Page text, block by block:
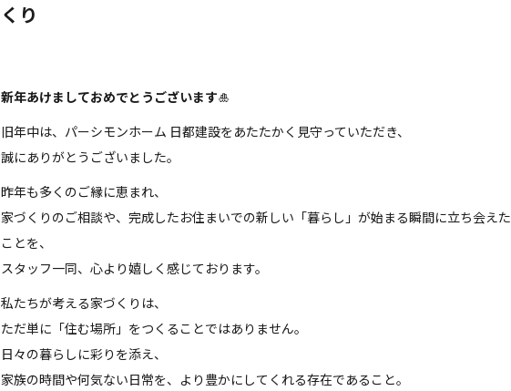
くり
新年あけましておめでとうございます🎍
旧年中は、パーシモンホーム 日都建設をあたたかく見守っていただき、
誠にありがとうございました。
昨年も多くのご縁に恵まれ、
家づくりのご相談や、完成したお住まいでの新しい「暮らし」が始まる瞬間に立ち会えた
ことを、
スタッフ一同、心より嬉しく感じております。
私たちが考える家づくりは、
ただ単に「住む場所」をつくることではありません。
日々の暮らしに彩りを添え、
家族の時間や何気ない日常を、より豊かにしてくれる存在であること。